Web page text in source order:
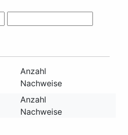
Anzahl
Nachweise
Anzahl
Nachweise